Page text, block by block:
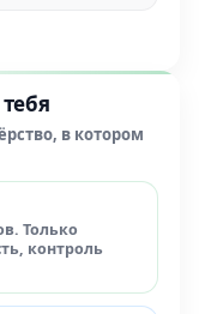
в котором
Только
контроль